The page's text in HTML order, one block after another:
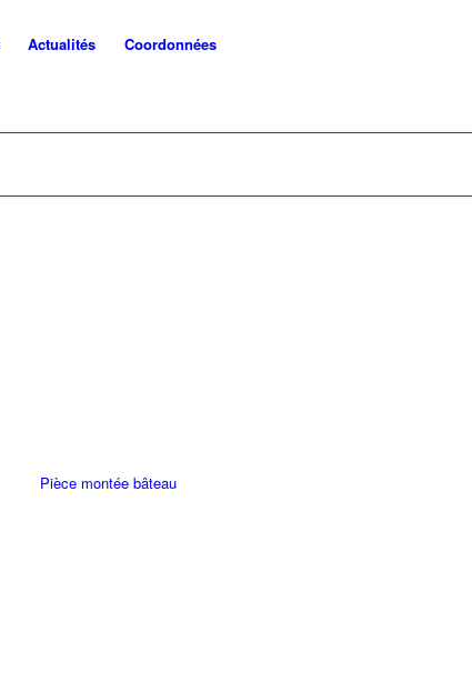
Actualités Coordonnées
Pièce montée bâteau